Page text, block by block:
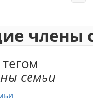
члены
семьи